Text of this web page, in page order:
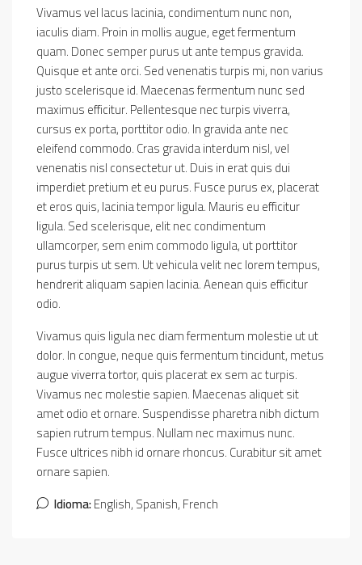
Vivamus vel lacus lacinia, condimentum nunc non,
iaculis diam. Proin in mollis augue, eget fermentum
quam. Donec semper purus ut ante tempus gravida.
Quisque et ante orci. Sed venenatis turpis mi, non varius
justo scelerisque id. Maecenas fermentum nunc sed
maximus efficitur. Pellentesque nec turpis viverra,
cursus ex porta, porttitor odio. In gravida ante nec
eleifend commodo. Cras gravida interdum nisl, vel
venenatis nisl consectetur ut. Duis in erat quis dui
imperdiet pretium et eu purus. Fusce purus ex, placerat
et eros quis, lacinia tempor ligula. Mauris eu efficitur
ligula. Sed scelerisque, elit nec condimentum
ullamcorper, sem enim commodo ligula, ut porttitor
purus turpis ut sem. Ut vehicula velit nec lorem tempus,
hendrerit aliquam sapien lacinia. Aenean quis efficitur
odio.
Vivamus quis ligula nec diam fermentum molestie ut ut
dolor. In congue, neque quis fermentum tincidunt, metus
augue viverra tortor, quis placerat ex sem ac turpis.
Vivamus nec molestie sapien. Maecenas aliquet sit
amet odio et ornare. Suspendisse pharetra nibh dictum
sapien rutrum tempus. Nullam nec maximus nunc.
Fusce ultrices nibh id ornare rhoncus. Curabitur sit amet
ornare sapien.
Idioma:English, Spanish, French